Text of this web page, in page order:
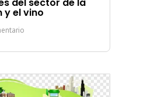
del sector de la
y el vino